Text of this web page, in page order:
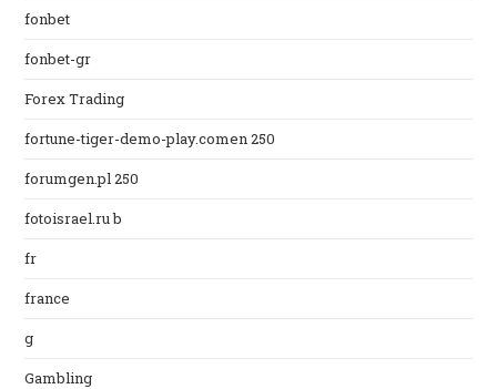
fonbet
fonbet-gr
Forex Trading
fortune-tiger-demo-play.comen 250
forumgen.pl 250
fotoisrael.ru b
fr
france
g
Gambling